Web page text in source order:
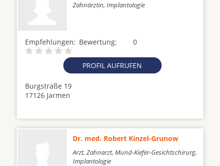
Zahnärztin, Implantologie
Empfehlungen: 0
Bewertung:
PROFIL AUFRUFEN
Burgstraße 19
17126 Jarmen
Dr. med. Robert Kinzel-Grunow
Arzt, Zahnarzt, Mund-Kiefer-Gesichtschirurg,
Implantologie